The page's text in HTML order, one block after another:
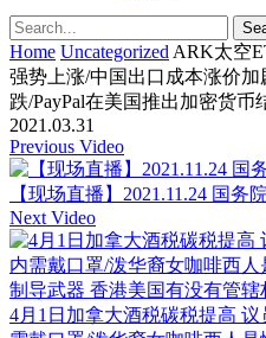
Home Uncategorized ARK太空
强势上涨/中国出口成本涨价
跌/PayPal在美国推出加密货
2021.03.31
Previous Video
【现场直播】2021.11.24 国
Next Video
4月1日加拿大酒税碳税提高